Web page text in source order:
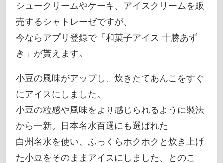
シュークリームやケーキ、アイスクリームを販
売するシャトレーゼですが、
今ならアプリ登録で「和菓子アイス 十勝あず
き」が貰えます。
小豆の風味がアップし、炊きたてあんこをすぐ
にアイスにしました。
小豆の粒感や風味をより感じられるように製法
から一新。日本名水百選にも選ばれた
白州名水を使い、ふっくらホクホクと炊き上げ
た小豆をそのままアイスにしました、とのこ